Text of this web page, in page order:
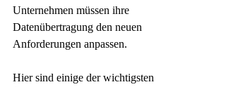
Unternehmen müssen ihre
Datenübertragung den neuen
Anforderungen anpassen.
Hier sind einige der wichtigsten